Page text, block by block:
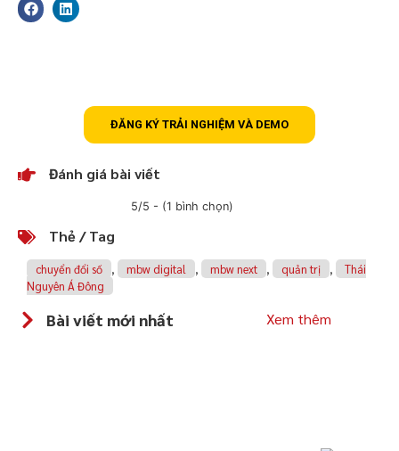
ĐĂNG KÝ TRẢI NGHIỆM VÀ DEMO
Đánh giá bài viết
5/5 - (1 bình chọn)
Thẻ / Tag
chuyển đổi số , mbw digital , mbw next , quản trị ,
Thái
Nguyên Á Đông
Bài viết mới nhất Xem thêm